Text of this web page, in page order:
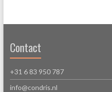
Contact
+31 6 83 950 787
info@condris.nl